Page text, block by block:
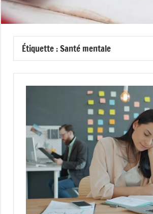
Étiquette :Santé mentale